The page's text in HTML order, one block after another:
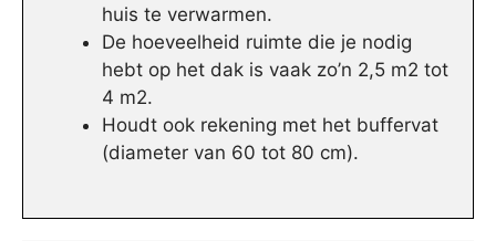
huis te verwarmen.
De hoeveelheid ruimte die je nodig
hebt op het dak is vaak zo’n 2,5 m2 tot
4 m2.
Houdt ook rekening met het buffervat
(diameter van 60 tot 80 cm).